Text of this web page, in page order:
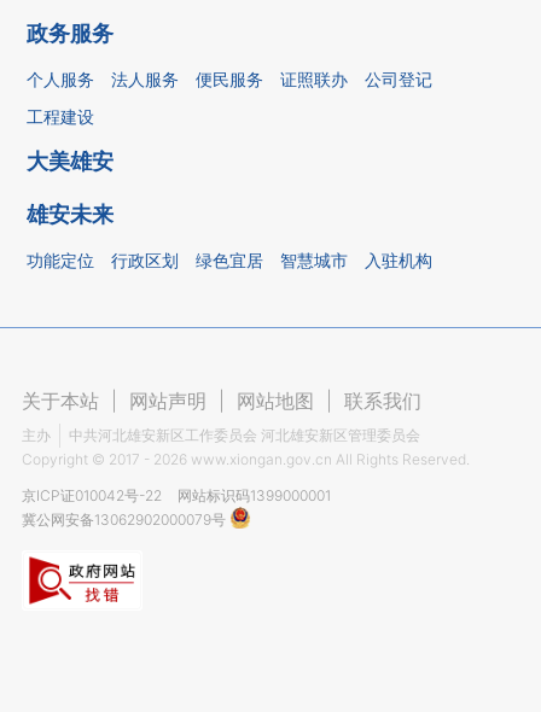
政务服务
个人服务 法人服务 便民服务 证照联办
公司登记
工程建设
大美雄安
雄安未来
功能定位 行政区划 绿色宜居 智慧城市 入驻机构
关于本站 网站声明 网站地图 联系我们
主办
中共河北雄安新区工作委员会 河北雄安新区管理委员会
Copyright © 2017 - 2026 www.xiongan.gov.cn All Rights Reserved.
京ICP证010042号-22
网站标识码1399000001
冀公网安备13062902000079号